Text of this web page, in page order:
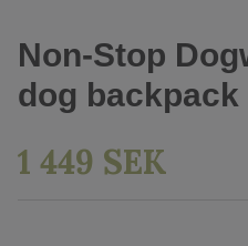
Non-Stop
dog backpack
1 449 SEK